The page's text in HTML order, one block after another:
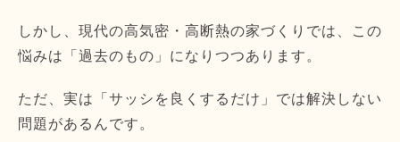
しかし、現代の高気密・高断熱の家づくりでは、この
悩みは「過去のもの」になりつつあります。
ただ、実は「サッシを良くするだけ」では解決しない
問題があるんです。